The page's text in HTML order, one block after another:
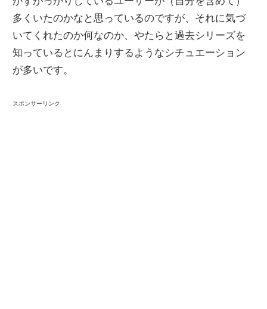
多くいたのかなと思っているのですが、それに気づ
いてくれたのか何なのか、やたらと過去シリーズを
知っているとにんまりするようなシチュエーション
が多いです。
スポンサーリンク